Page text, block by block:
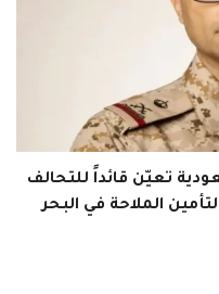
تعيّن قائداً للتحالف
الملاحة في البحر